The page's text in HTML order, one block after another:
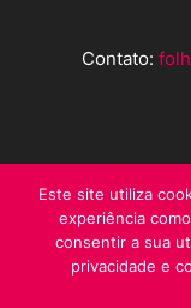
Contato:
Este site utiliza
experiência
consentir a sua
privacidade e